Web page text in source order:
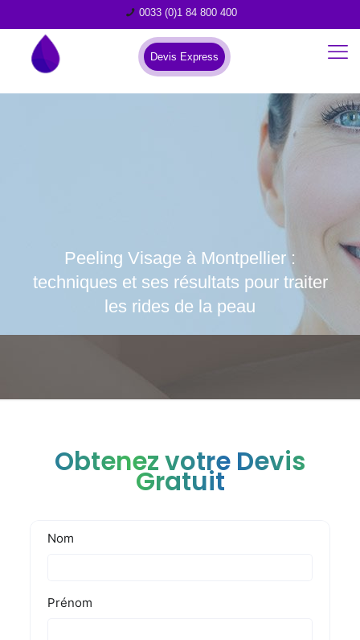
0033 (0)1 84 800 400
Devis Express
Peeling Visage à Montpellier :
techniques et ses résultats pour traiter
les rides de la peau
Obtenez votre Devis
Gratuit